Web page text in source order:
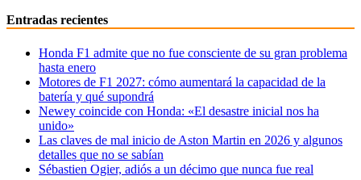
Entradas recientes
Honda F1 admite que no fue consciente de su gran problema
hasta enero
Motores de F1 2027: cómo aumentará la capacidad de la
batería y qué supondrá
Newey coincide con Honda: «El desastre inicial nos ha
unido»
Las claves de mal inicio de Aston Martin en 2026 y algunos
detalles que no se sabían
Sébastien Ogier, adiós a un décimo que nunca fue real